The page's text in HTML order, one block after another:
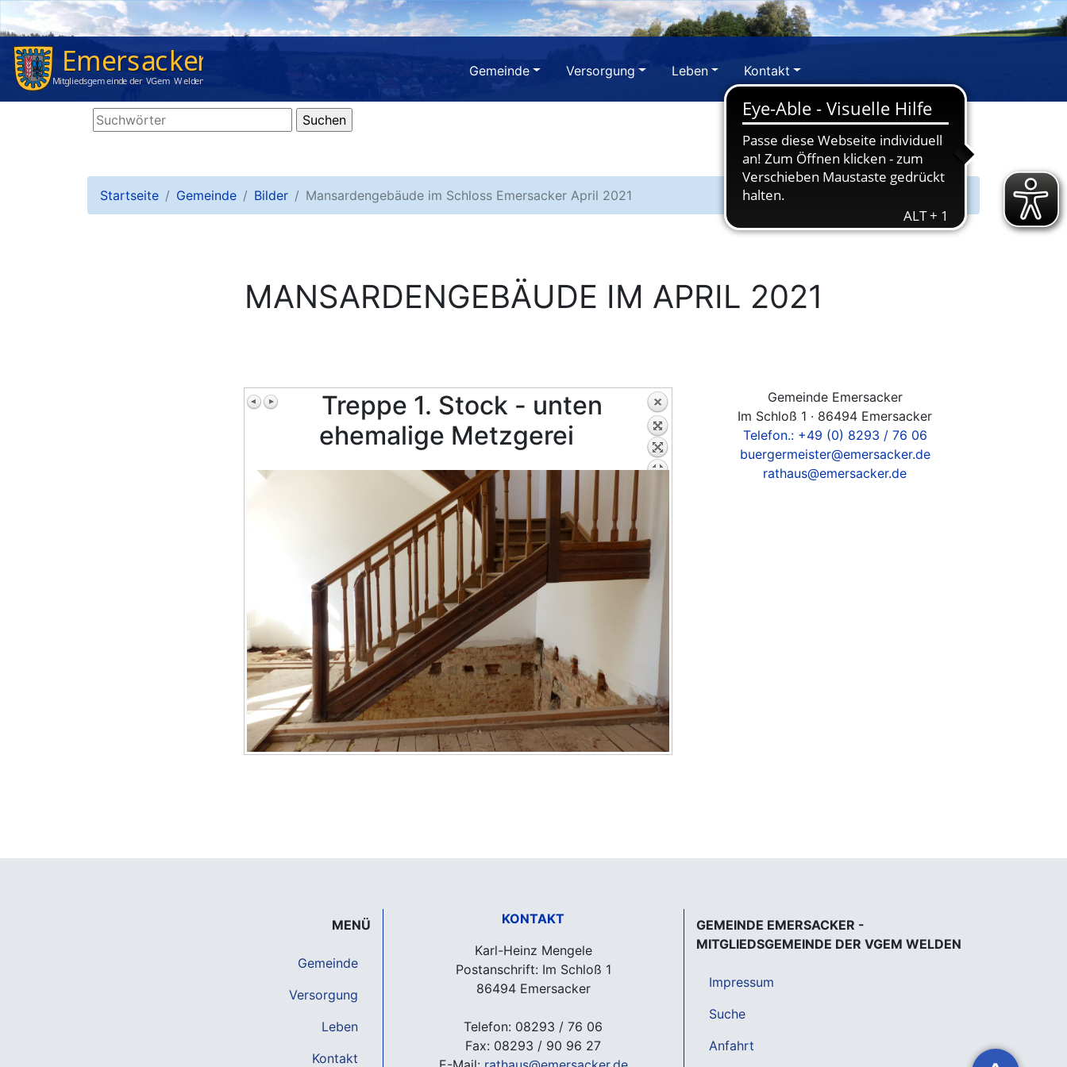
Gemeinde Versorgung Leben Kontakt
Startseite Gemeinde Bilder Mansardengebäude im Schloss Emersacker April 2021
MANSARDENGEBÄUDE IM APRIL 2021
Treppe 1. Stock - unten
ehemalige Metzgerei
Gemeinde Emersacker
Im Schloß 1 · 86494 Emersacker
Telefon.: +49 (0) 8293 / 76 06
buergermeister@emersacker.de
rathaus@emersacker.de
MENÜ
Gemeinde
Versorgung
Leben
Kontakt
KONTAKT
Karl-Heinz Mengele
Postanschrift: Im Schloß 1
86494 Emersacker
Telefon: 08293 / 76 06
Fax: 08293 / 90 96 27
GEMEINDE EMERSACKER -
MITGLIEDSGEMEINDE DER VGEM WELDEN
Impressum
Suche
Anfahrt